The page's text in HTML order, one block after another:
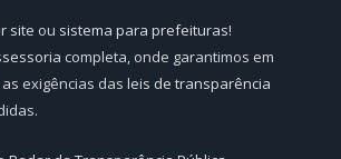
site ou sistema para prefeituras!
completa, onde garantimos em
exigências das leis de transparência